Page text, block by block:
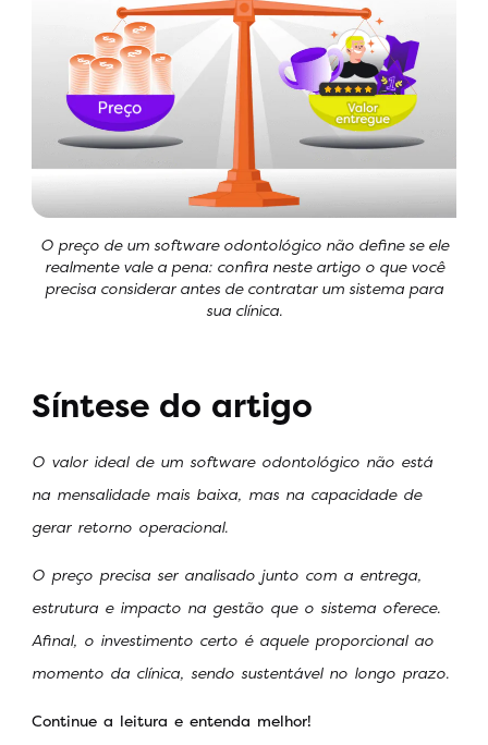
O preço de um software odontológico não define se ele
realmente vale a pena: confira neste artigo o que você
precisa considerar antes de contratar um sistema para
sua clínica.
Síntese do artigo
O valor ideal de um software odontológico não está
na mensalidade mais baixa, mas na capacidade de
gerar retorno operacional.
O preço precisa ser analisado junto com a entrega,
estrutura e impacto na gestão que o sistema oferece.
Afinal, o investimento certo é aquele proporcional ao
momento da clínica, sendo sustentável no longo prazo.
Continue a leitura e entenda melhor!